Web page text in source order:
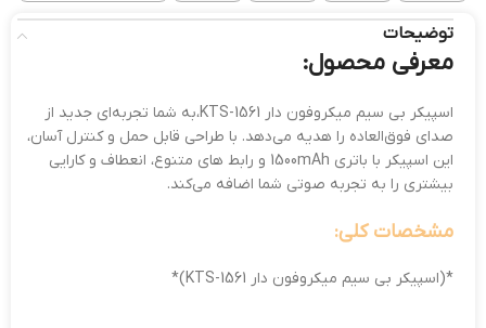
توضیحات
معرفی محصول:
اسپیکر بی سیم میکروفون دار KTS-1561،به شما تجربه‌ای جدید از
صدای فوق‌العاده را هدیه می‌دهد. با طراحی قابل حمل و کنترل آسان،
این اسپیکر با باتری 1500mAh و رابط‌ های متنوع، انعطاف و کارایی
بیشتری را به تجربه صوتی شما اضافه می‌کند.
مشخصات کلی:
*(اسپیکر بی سیم میکروفون دار KTS-1561)*